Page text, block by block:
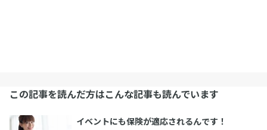
この記事を読んだ方はこんな記事も読んでいます
イベントにも保険が適応されるんです！